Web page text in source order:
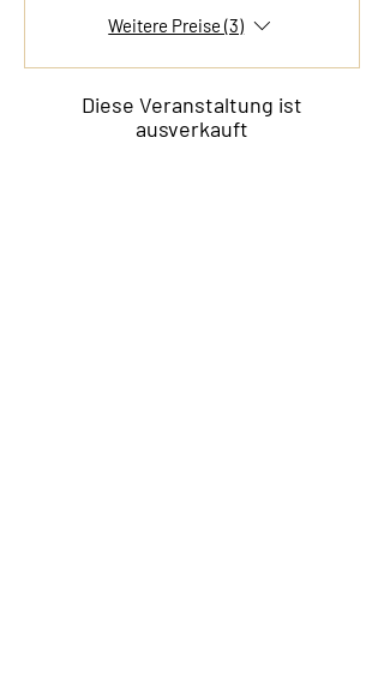
Weitere Preise (3)
Diese Veranstaltung ist
ausverkauft